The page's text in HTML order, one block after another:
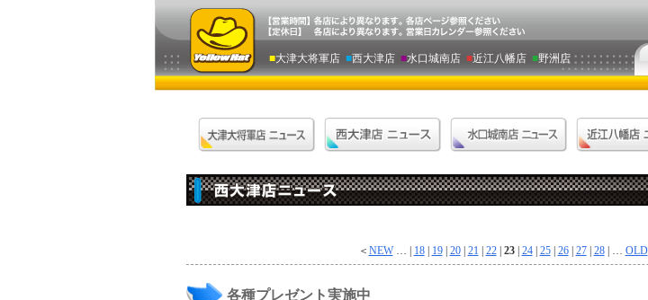
■大津大将軍店 ■西大津店 ■水口城南店 ■近江八幡店 ■野洲店
＜ NEW… | 18| 19| 20| 21 22| 23| 24| 25| 26| 27| 28| … OLD
各種プレゼント実施中